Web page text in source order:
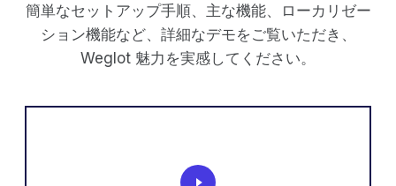
簡単なセットアップ手順、主な機能、ローカリゼー
ション機能など、詳細なデモをご覧いただき、
Weglot 魅力を実感してください。